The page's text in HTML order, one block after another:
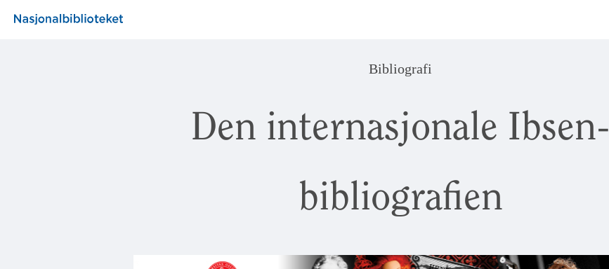
Bibliografi
Den internasjonale Ibsen-
bibliografien